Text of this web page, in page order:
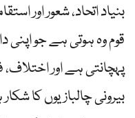
بنیاد اتحاد، شعور اور
قوم وہ ہوتی ہے جو اپنی
پہچانتی ہے اور اختلاف،
بیرونی چالبازیوں کا